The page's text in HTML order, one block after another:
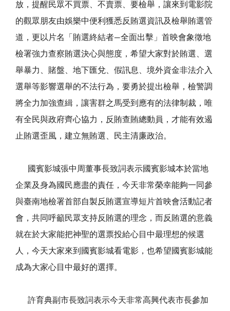
放，提醒民眾不買票、不賣票、要檢舉，讓來到電影院
的觀眾朋友由娛樂中便利獲悉反賄選資訊及檢舉賄選管
道，更以片名「賄選終結者—全面出擊」首映會象徵地
檢署強力查察賄選決心與態度，希望大家對於賄選、選
舉暴力、賭盤、地下匯兌、假訊息、境外資金非法介入
選舉等影響選舉的不法行為，要勇於提出檢舉，檢警調
將全力加強查緝，讓害群之馬受到應有的法律制裁，唯
有全民與政府齊心協力，反賄查賄總動員，才能有效遏
止賄選歪風，建立無賄選、民主清廉政治。
國賓影城張中周董事長致詞表示國賓影城本於當地
企業及身為國民應盡的責任，今天非常榮幸能夠一同參
與臺南地檢署首部自製反賄選宣導短片首映會活動記者
會，共同呼籲民眾支持反賄選的理念，而反賄選的意義
就在於大家能把神聖的選票投給心目中最理想的候選
人，今天大家來到國賓影城看電影，也希望國賓影城能
成為大家心目中最好的選擇。
許育典副市長致詞表示今天非常高興代表市長參加